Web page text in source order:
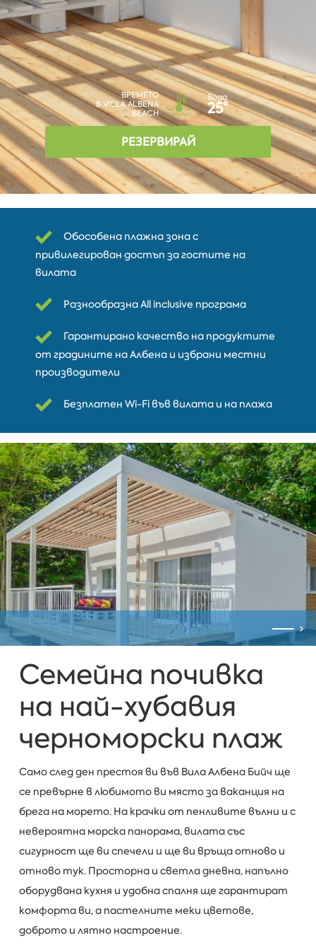
ВРЕМЕТО
В VILLA ALBENA
BEACH
Вода
25°
РЕЗЕРВИРАЙ
Обособена плажна зона с
привилегирован достъп за гостите на
вилата
Разнообразна All inclusive програма
Гарантирано качество на продуктите
от градините на Албена и избрани местни
производители
Безплатен Wi-Fi във вилата и на плажа
Семейна почивка
на най-хубавия
черноморски плаж
Само след ден престоя ви във Вила Албена Бийч ще
се превърне в любимото ви място за ваканция на
брега на морето. На крачки от пенливите вълни и с
невероятна морска панорама, вилата със
сигурност ще ви спечели и ще ви връща отново и
отново тук. Просторна и светла дневна, напълно
оборудвана кухня и удобна спалня ще гарантират
комфорта ви, а пастелните меки цветове,
доброто и лятно настроение.